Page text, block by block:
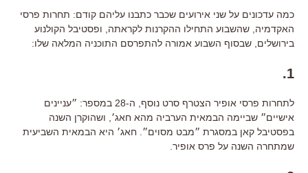
כמה עדכונים על שני אירועים שכבר כתבנו עליהם קודם: תחרות פרסי
האקדמיה, שהשבוע התחילו ההקרנות לקראתה, ופסטיבל הקולנוע
בירושלים, שבסוף השבוע אמורה להתפרסם התוכניה המלאה שלו:
1.
לתחרות פרסי אופיר הצטרף סרט נוסף, ה-28 במספר: ״עניינים
אישיים״ שביימה הבמאית הערביה מהא חאג׳, ושהוקרן השנה
בפסטיבל קאן במסגרת ״מבט מסוים״. חאג׳ היא הבמאית השביעית
שמתחרה השנה על פרס אופיר.